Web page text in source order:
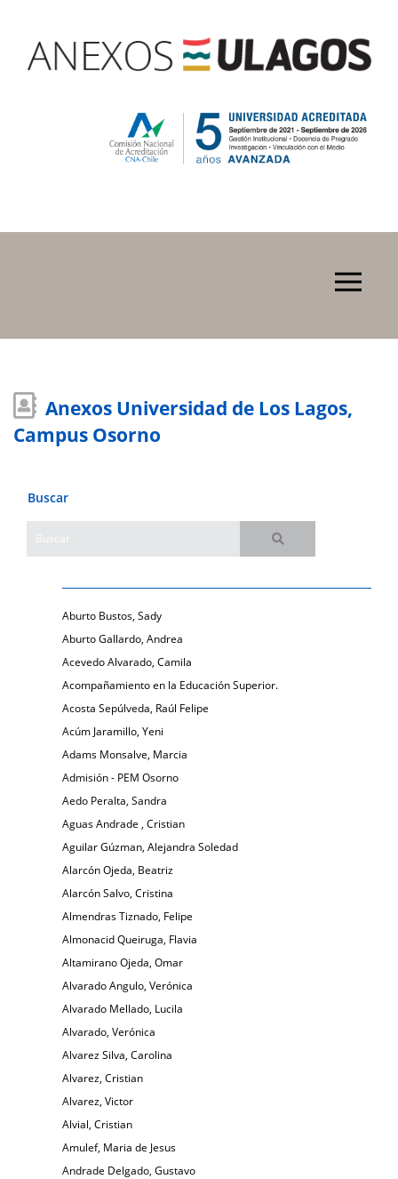
Anexos Universidad de Los Lagos,
Campus Osorno
Buscar
Aburto Bustos, Sady
Aburto Gallardo, Andrea
Acevedo Alvarado, Camila
Acompañamiento en la Educación Superior.
Acosta Sepúlveda, Raúl Felipe
Acúm Jaramillo, Yeni
Adams Monsalve, Marcia
Admisión - PEM Osorno
Aedo Peralta, Sandra
Aguas Andrade , Cristian
Aguilar Gúzman, Alejandra Soledad
Alarcón Ojeda, Beatriz
Alarcón Salvo, Cristina
Almendras Tiznado, Felipe
Almonacid Queiruga, Flavia
Altamirano Ojeda, Omar
Alvarado Angulo, Verónica
Alvarado Mellado, Lucila
Alvarado, Verónica
Alvarez Silva, Carolina
Alvarez, Cristian
Alvarez, Victor
Alvial, Cristian
Amulef, Maria de Jesus
Andrade Delgado, Gustavo